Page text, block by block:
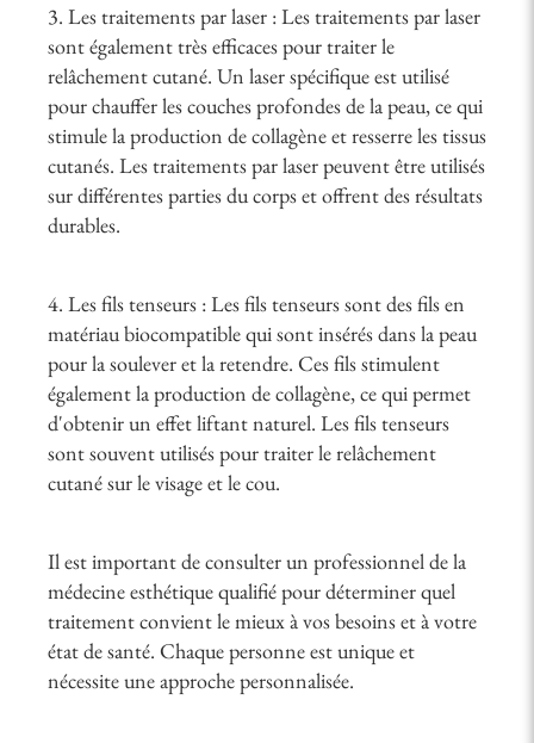
3. Les traitements par laser : Les traitements par laser
sont également très efficaces pour traiter le
relâchement cutané. Un laser spécifique est utilisé
pour chauffer les couches profondes de la peau, ce qui
stimule la production de collagène et resserre les tissus
cutanés. Les traitements par laser peuvent être utilisés
sur différentes parties du corps et offrent des résultats
durables.
4. Les fils tenseurs : Les fils tenseurs sont des fils en
matériau biocompatible qui sont insérés dans la peau
pour la soulever et la retendre. Ces fils stimulent
également la production de collagène, ce qui permet
d'obtenir un effet liftant naturel. Les fils tenseurs
sont souvent utilisés pour traiter le relâchement
cutané sur le visage et le cou.
Il est important de consulter un professionnel de la
médecine esthétique qualifié pour déterminer quel
traitement convient le mieux à vos besoins et à votre
état de santé. Chaque personne est unique et
nécessite une approche personnalisée.